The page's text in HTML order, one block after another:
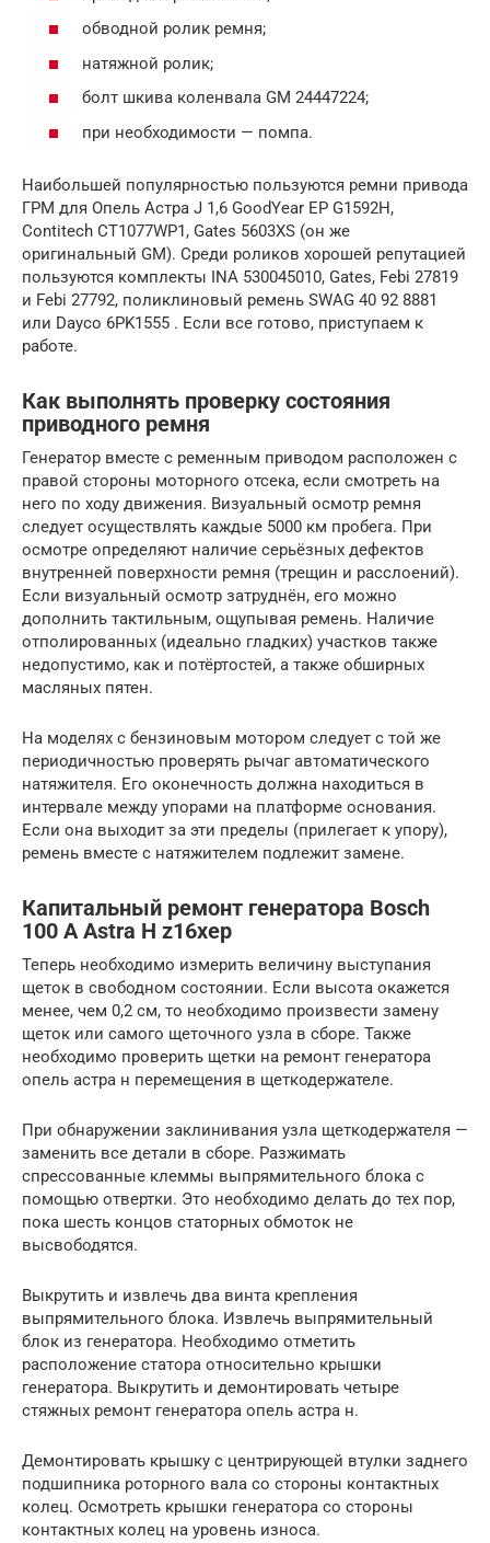
обводной ролик ремня;
натяжной ролик;
болт шкива коленвала GM 24447224;
при необходимости — помпа.
Наибольшей популярностью пользуются ремни привода
ГРМ для Опель Астра J 1,6 GoodYear EP G1592H,
Contitech CT1077WP1, Gates 5603XS (он же
оригинальный GM). Среди роликов хорошей репутацией
пользуются комплекты INA 530045010, Gates, Febi 27819
и Febi 27792, поликлиновый ремень SWAG 40 92 8881
или Dayco 6PK1555 . Если все готово, приступаем к
работе.
Как выполнять проверку состояния
приводного ремня
Генератор вместе с ременным приводом расположен с
правой стороны моторного отсека, если смотреть на
него по ходу движения. Визуальный осмотр ремня
следует осуществлять каждые 5000 км пробега. При
осмотре определяют наличие серьёзных дефектов
внутренней поверхности ремня (трещин и расслоений).
Если визуальный осмотр затруднён, его можно
дополнить тактильным, ощупывая ремень. Наличие
отполированных (идеально гладких) участков также
недопустимо, как и потёртостей, а также обширных
масляных пятен.
На моделях с бензиновым мотором следует с той же
периодичностью проверять рычаг автоматического
натяжителя. Его оконечность должна находиться в
интервале между упорами на платформе основания.
Если она выходит за эти пределы (прилегает к упору),
ремень вместе с натяжителем подлежит замене.
Капитальный ремонт генератора Bosch
100 A Astra H z16xep
Теперь необходимо измерить величину выступания
щеток в свободном состоянии. Если высота окажется
менее, чем 0,2 см, то необходимо произвести замену
щеток или самого щеточного узла в сборе. Также
необходимо проверить щетки на ремонт генератора
опель астра н перемещения в щеткодержателе.
При обнаружении заклинивания узла щеткодержателя —
заменить все детали в сборе. Разжимать
спрессованные клеммы выпрямительного блока с
помощью отвертки. Это необходимо делать до тех пор,
пока шесть концов статорных обмоток не
высвободятся.
Выкрутить и извлечь два винта крепления
выпрямительного блока. Извлечь выпрямительный
блок из генератора. Необходимо отметить
расположение статора относительно крышки
генератора. Выкрутить и демонтировать четыре
стяжных ремонт генератора опель астра н.
Демонтировать крышку с центрирующей втулки заднего
подшипника роторного вала со стороны контактных
колец. Осмотреть крышки генератора со стороны
контактных колец на уровень износа.